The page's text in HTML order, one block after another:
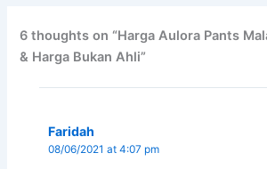
6 thoughts on “Harga Aulora Pants
& Harga Bukan Ahli”
Faridah
08/06/2021 at 4:07 pm